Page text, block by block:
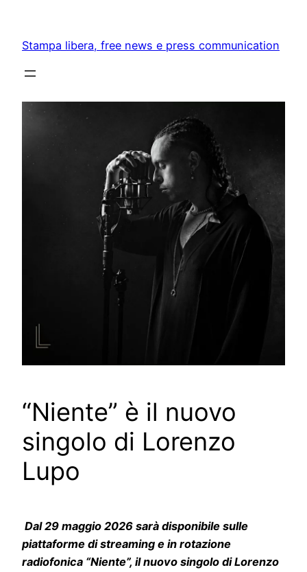
content
Stampa libera, free news e press communication
“Niente” è il nuovo
singolo di Lorenzo
Lupo
Dal 29 maggio 2026 sarà disponibile sulle
piattaforme di streaming e in rotazione
radiofonica “Niente”, il nuovo singolo di Lorenzo